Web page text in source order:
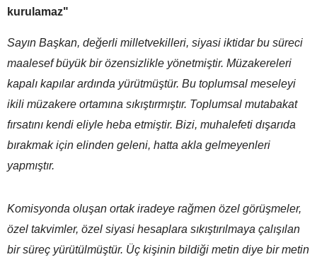
kurulamaz"
Sayın Başkan, değerli milletvekilleri, siyasi iktidar bu süreci
maalesef büyük bir özensizlikle yönetmiştir. Müzakereleri
kapalı kapılar ardında yürütmüştür. Bu toplumsal meseleyi
ikili müzakere ortamına sıkıştırmıştır. Toplumsal mutabakat
fırsatını kendi eliyle heba etmiştir. Bizi, muhalefeti dışarıda
bırakmak için elinden geleni, hatta akla gelmeyenleri
yapmıştır.
Komisyonda oluşan ortak iradeye rağmen özel görüşmeler,
özel takvimler, özel siyasi hesaplara sıkıştırılmaya çalışılan
bir süreç yürütülmüştür. Üç kişinin bildiği metin diye bir metin